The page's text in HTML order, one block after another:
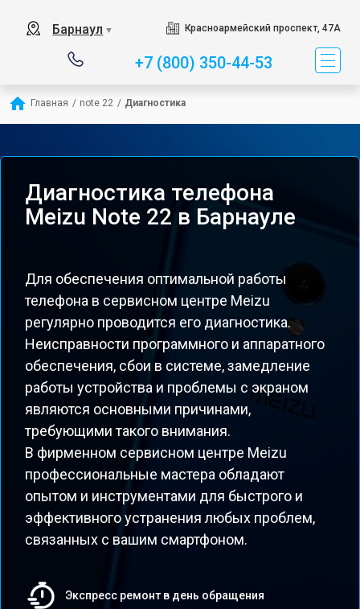
Барнаул ▼ Красноармейский проспект, 47А
+7 (800) 350-44-53
Главная / note 22 / Диагностика
Диагностика телефона
Meizu Note 22 в Барнауле
Для обеспечения оптимальной работы
телефона в сервисном центре Meizu
регулярно проводится его диагностика.
Неисправности программного и аппаратного
обеспечения, сбои в системе, замедление
работы устройства и проблемы с экраном
являются основными причинами,
требующими такого внимания.
В фирменном сервисном центре Meizu
профессиональные мастера обладают
опытом и инструментами для быстрого и
эффективного устранения любых проблем,
связанных с вашим смартфоном.
Экспресс ремонт в день обращения